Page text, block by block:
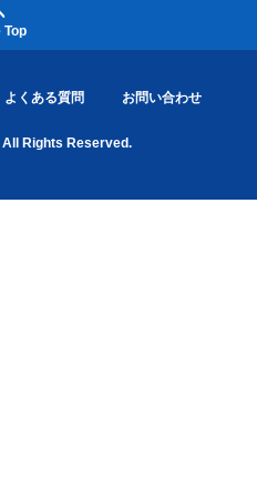
Top
よくある質問 お問い合わせ
Rights Reserved.